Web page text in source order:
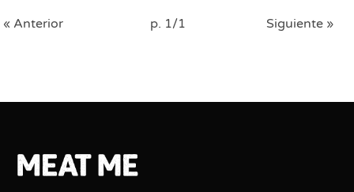
« Anterior p. 1/1 Siguiente »